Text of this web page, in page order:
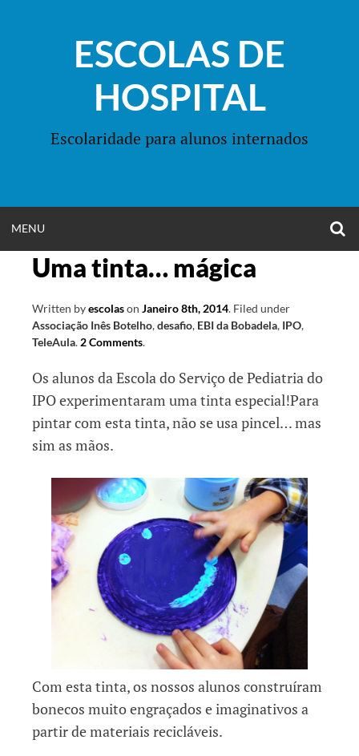
ESCOLAS DE
HOSPITAL
Escolaridade para alunos internados
MENU
MENU
Uma tinta… mágica
Written byescolason Janeiro 8th, 2014. Filed under
Associação Inês Botelho,desafio, EBI da Bobadela, IPO,
TeleAula. 2 Comments.
Os alunos da Escola do Serviço de Pediatria do
IPO experimentaram uma tinta especial!Para
pintar com esta tinta, não se usa pincel… mas
sim as mãos.
Com esta tinta, os nossos alunos construíram
bonecos muito engraçados e imaginativos a
partir de materiais recicláveis.